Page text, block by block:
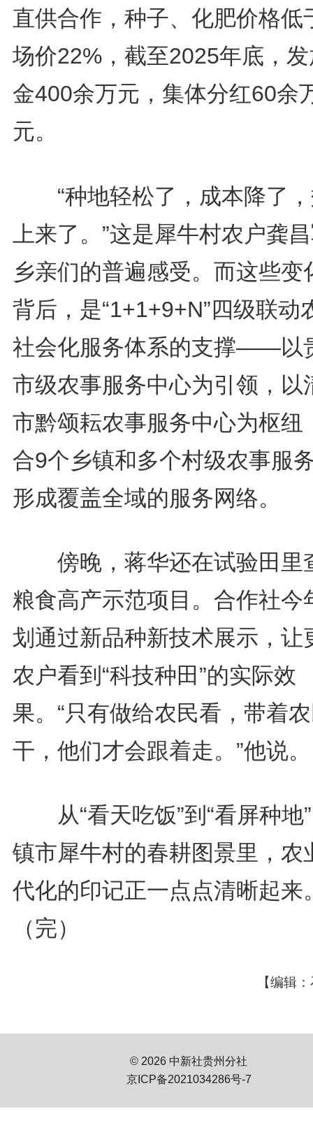
直供合作，种子、化肥价格低
场价22%，截至2025年底，
金400余万元，集体分红60余
元。
“种地轻松了，成本降了，
上来了。”这是犀牛村农户龚
乡亲们的普遍感受。而这些变
背后，是“1+1+9+N”四级联动
社会化服务体系的支撑——以
市级农事服务中心为引领，以
市黔颂耘农事服务中心为枢纽
合9个乡镇和多个村级农事服
形成覆盖全域的服务网络。
傍晚，蒋华还在试验田里
粮食高产示范项目。合作社今
划通过新品种新技术展示，让
农户看到“科技种田”的实际效
果。“只有做给农民看，带着
干，他们才会跟着走。”他说。
从“看天吃饭”到“看屏种地
镇市犀牛村的春耕图景里，农
代化的印记正一点点清晰起来
（完）
【编辑
© 2026 中新社贵州分社
京ICP备2021034286号-7